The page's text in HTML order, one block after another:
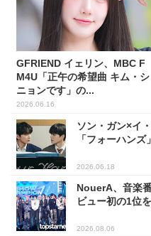
GFRIEND イェリン、MBC F
M4U「正午の希望曲 キム・シ
ニョンです」の...
2026.06.16
ソン・ガン×イ
「フォーハン
2026.06.18
NouerA、音楽
ビュー初の1位
2026.08.06